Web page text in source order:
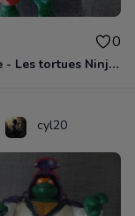
0
Figurine - Les tortues Ninja - Michaelangelo
cyl20